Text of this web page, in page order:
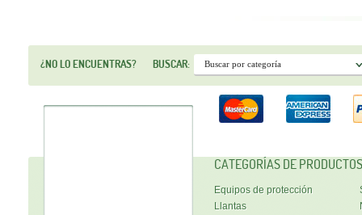
¿NO LO ENCUENTRAS? BUSCAR:
CATEGORÍAS DE PRODUCTOS
Equipos de protección
Llantas